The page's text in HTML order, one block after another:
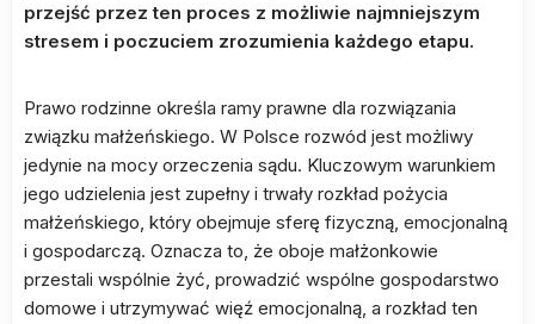
przejść przez ten proces z możliwie najmniejszym
stresem i poczuciem zrozumienia każdego etapu.
Prawo rodzinne określa ramy prawne dla rozwiązania
związku małżeńskiego. W Polsce rozwód jest możliwy
jedynie na mocy orzeczenia sądu. Kluczowym warunkiem
jego udzielenia jest zupełny i trwały rozkład pożycia
małżeńskiego, który obejmuje sferę fizyczną, emocjonalną
i gospodarczą. Oznacza to, że oboje małżonkowie
przestali wspólnie żyć, prowadzić wspólne gospodarstwo
domowe i utrzymywać więź emocjonalną, a rozkład ten